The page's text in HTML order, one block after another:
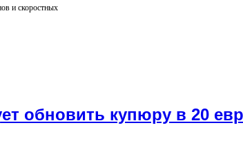
и скоростных
обновить купюру в 20